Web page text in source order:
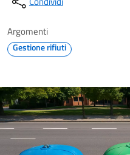
Argomenti
Gestione rifiuti